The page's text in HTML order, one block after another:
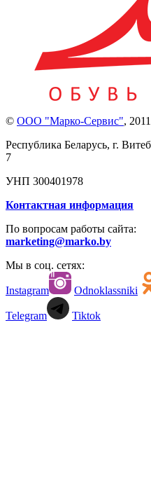
© ООО "Марко-Сервис",
Республика Беларусь, г.
7
УНП 300401978
Контактная информация
По вопросам работы сайта:
marketing@marko.by
Мы в соц. сетях:
Instagram Odnoklassniki
Telegram Tiktok